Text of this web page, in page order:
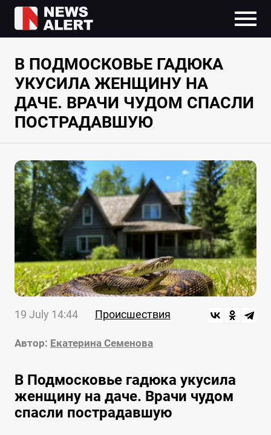
В ПОДМОСКОВЬЕ ГАДЮКА
УКУСИЛА ЖЕНЩИНУ НА
ДАЧЕ. ВРАЧИ ЧУДОМ СПАСЛИ
ПОСТРАДАВШУЮ
19 July 14:44 Происшествия
Автор: Екатерина Семенова
В Подмосковье гадюка укусила
женщину на даче. Врачи чудом
спасли пострадавшую